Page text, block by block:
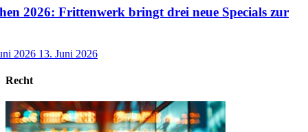
2026: Frittenwerk bringt drei neue Specials zur
2026 13. Juni 2026
Recht